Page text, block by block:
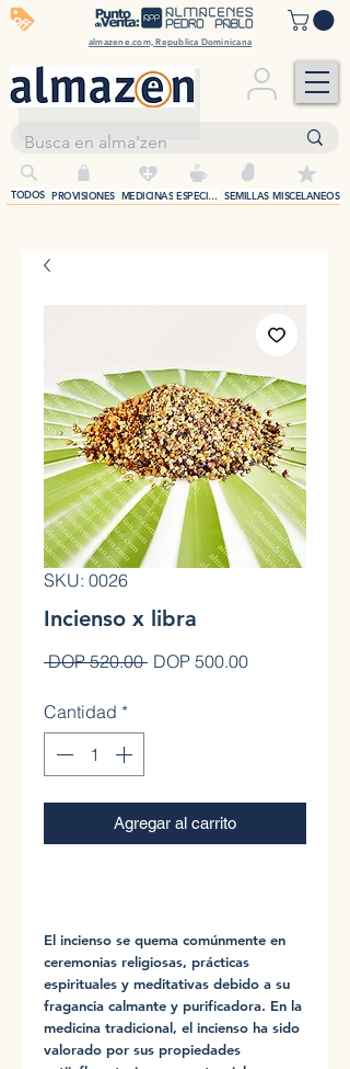
almazene.com, Republica Dominicana
off
+
PROVISIONES MEDICINAS SEMILLAS
ESPECIAS MISCELANEOS
TODOS
SKU: 0026
Incienso x libra
DOP 520.00 Precio
DOP 500.00Precio de
Cantidad *
Agregar al carrito
El incienso se quema comúnmente en
ceremonias religiosas, prácticas
espirituales y meditativas debido a su
fragancia calmante y purificadora. En la
medicina tradicional, el incienso ha sido
valorado por sus propiedades